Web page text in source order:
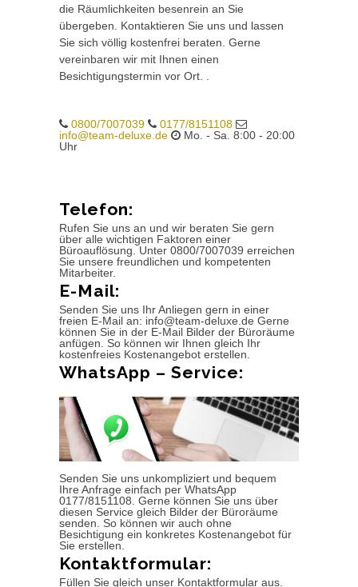
die Räumlichkeiten besenrein an Sie
übergeben. Kontaktieren Sie uns und lassen
Sie sich völlig kostenfrei beraten. Gerne
vereinbaren wir mit Ihnen einen
Besichtigungstermin vor Ort. .
0800/7007039
0177/8151108
info@team-deluxe.de
Mo. - Sa. 8:00 - 20:00
Uhr
Telefon:
Rufen Sie uns an und wir beraten Sie gern
über alle wichtigen Faktoren einer
Büroauflösung. Unter 0800/7007039 erreichen
Sie unsere freundlichen und kompetenten
Mitarbeiter.
E-Mail:
Senden Sie uns Ihr Anliegen gern in einer
freien E-Mail an: info@team-deluxe.de Gerne
können Sie in der E-Mail Bilder der Büroräume
anfügen. So können wir Ihnen gleich Ihr
kostenfreies Kostenangebot erstellen.
WhatsApp – Service:
Senden Sie uns unkompliziert und bequem
Ihre Anfrage einfach per WhatsApp
0177/8151108. Gerne können Sie uns über
diesen Service gleich Bilder der Büroräume
senden. So können wir auch ohne
Besichtigung ein konkretes Kostenangebot für
Sie erstellen.
Kontaktformular:
Füllen Sie gleich unser Kontaktformular aus.